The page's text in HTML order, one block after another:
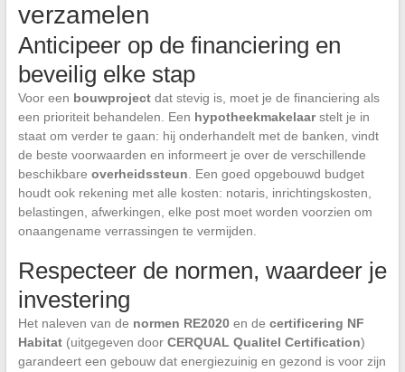
verzamelen
Anticipeer op de financiering en
beveilig elke stap
Voor een bouwprojectdat stevig is, moet je de financiering als
een prioriteit behandelen. Een hypotheekmakelaarstelt je in
staat om verder te gaan: hij onderhandelt met de banken, vindt
de beste voorwaarden en informeert je over de verschillende
beschikbare overheidssteun . Een goed opgebouwd budget
houdt ook rekening met alle kosten: notaris, inrichtingskosten,
belastingen, afwerkingen, elke post moet worden voorzien om
onaangename verrassingen te vermijden.
Respecteer de normen, waardeer je
investering
Het naleven van de normen RE2020en de certificering NF
Habitat(uitgegeven door CERQUAL Qualitel Certification)
garandeert een gebouw dat energiezuinig en gezond is voor zijn